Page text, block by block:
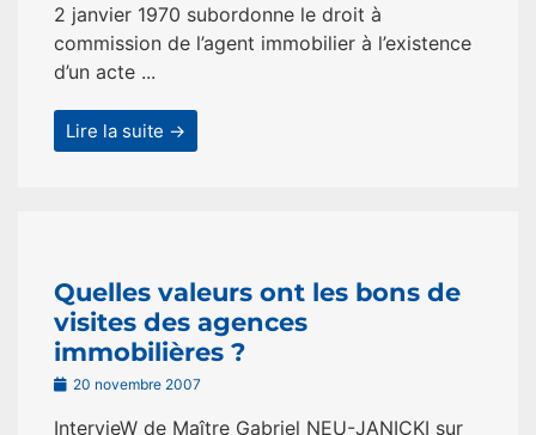
2 janvier 1970 subordonne le droit à
commission de l’agent immobilier à l’existence
d’un acte ...
Lire la suite →
Quelles valeurs ont les bons de
visites des agences
immobilières ?
20 novembre 2007
IntervieW de Maître Gabriel NEU-JANICKI sur